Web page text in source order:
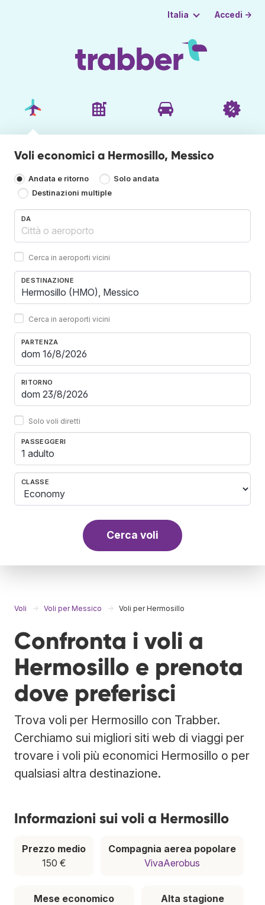
Italia Accedi →
Voli economici a Hermosillo, Messico
Andata e ritorno
Solo andata
Destinazioni multiple
DA
Cerca in aeroporti vicini
DESTINAZIONE
Cerca in aeroporti vicini
PARTENZA
RITORNO
Solo voli diretti
PASSEGGERI
1 adulto
CLASSE
Cerca voli
Voli Voli per Messico Voli per Hermosillo
Confronta i voli a
Hermosillo e prenota
dove preferisci
Trova voli per Hermosillo con Trabber.
Cerchiamo sui migliori siti web di viaggi per
trovare i voli più economici Hermosillo o per
qualsiasi altra destinazione.
Informazioni sui voli a Hermosillo
Prezzo medio
150 €
Compagnia aerea popolare
VivaAerobus
Mese economico
Alta stagione